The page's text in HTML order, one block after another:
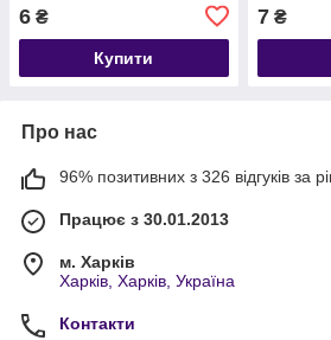
6 ₴
Купити
7₴
Про нас
96% позитивних з 326 відгуків за
Працює з 30.01.2013
м. Харків
Харків, Харків, Україна
Контакти